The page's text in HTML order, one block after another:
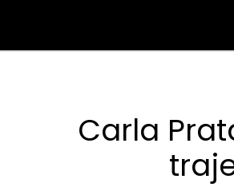
Carla